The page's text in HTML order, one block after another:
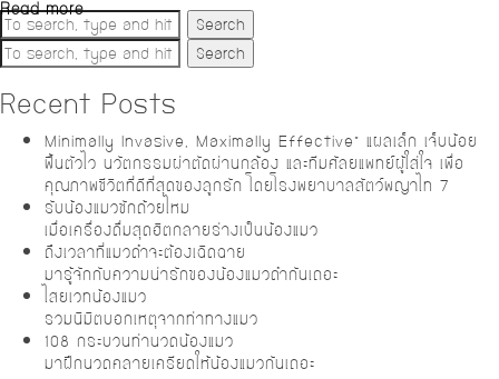
Read more
Search
Search
Recent Posts
Minimally Invasive, Maximally Effective” แผลเล็ก เจ็บน้อย
ฟื้นตัวไว นวัตกรรมผ่าตัดผ่านกล้อง และทีมศัลยแพทย์ผู้ใส่ใจ เพื่อ
คุณภาพชีวิตที่ดีที่สุดของลูกรัก โดยโรงพยาบาลสัตว์พญาไท 7
รับน้องแมวซักถ้วยไหม
เมื่อเครื่องดื่มสุดฮิตกลายร่างเป็นน้องแมว
ถึงเวลาที่แมวดำจะต้องเฉิดฉาย
มารู้จักกับความน่ารักของน้องแมวดำกันเถอะ
ไสยเวทน้องแมว
รวมนิมิตบอกเหตุจากท่าทางแมว
108 กระบวนท่านวดน้องแมว
มาฝึกนวดคลายเครียดให้น้องแมวกันเถอะ